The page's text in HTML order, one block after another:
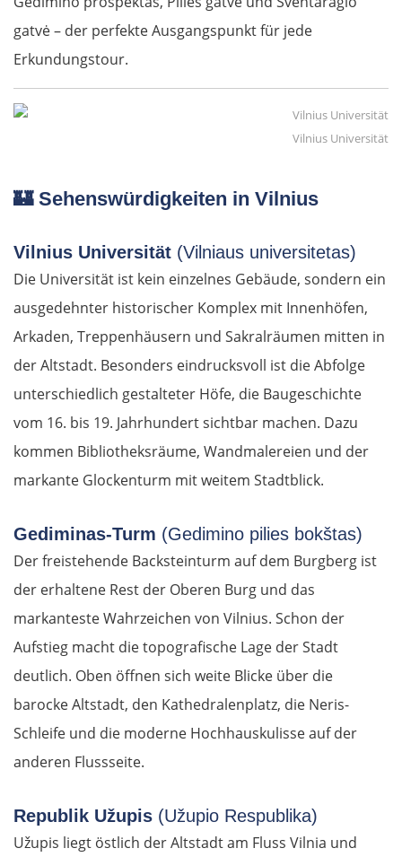
gatvė – der perfekte Ausgangspunkt für jede
Erkundungstour.
Vilnius Universität
🏰Sehenswürdigkeiten in Vilnius
Vilnius Universität (Vilniaus universitetas)
Die Universität ist kein einzelnes Gebäude, sondern ein
ausgedehnter historischer Komplex mit Innenhöfen,
Arkaden, Treppenhäusern und Sakralräumen mitten in
der Altstadt. Besonders eindrucksvoll ist die Abfolge
unterschiedlich gestalteter Höfe, die Baugeschichte
vom 16. bis 19. Jahrhundert sichtbar machen. Dazu
kommen Bibliotheksräume, Wandmalereien und der
markante Glockenturm mit weitem Stadtblick.
Gediminas-Turm (Gedimino pilies bokštas)
Der freistehende Backsteinturm auf dem Burgberg ist
der erhaltene Rest der Oberen Burg und das
markanteste Wahrzeichen von Vilnius. Schon der
Aufstieg macht die topografische Lage der Stadt
deutlich. Oben öffnen sich weite Blicke über die
barocke Altstadt, den Kathedralenplatz, die Neris-
Schleife und die moderne Hochhauskulisse auf der
anderen Flussseite.
Republik Užupis (Užupio Respublika)
Užupis liegt östlich der Altstadt am Fluss Vilnia und